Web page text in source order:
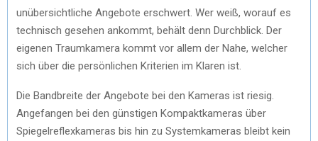
unübersichtliche Angebote erschwert. Wer weiß, worauf es
technisch gesehen ankommt, behält denn Durchblick. Der
eigenen Traumkamera kommt vor allem der Nahe, welcher
sich über die persönlichen Kriterien im Klaren ist.
Die Bandbreite der Angebote bei den Kameras ist riesig.
Angefangen bei den günstigen Kompaktkameras über
Spiegelreflexkameras bis hin zu Systemkameras bleibt kein